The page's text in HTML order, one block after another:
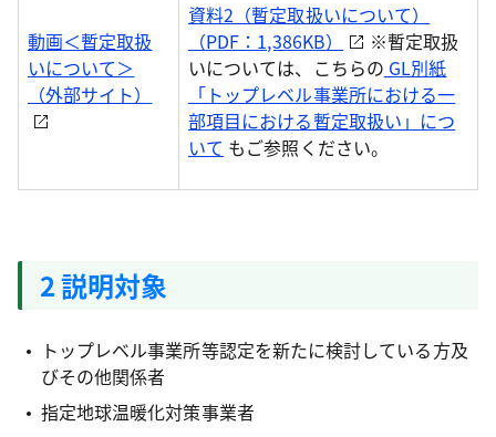
動画＜暫定取扱
いについて＞
（外部サイト）
資料2（暫定取扱いについて）
（PDF：1,386KB）
※暫定取扱
いについては、こちらの GL別紙
「トップレベル事業所における一
部項目における暫定取扱い」につ
いて もご参照ください。
2 説明対象
トップレベル事業所等認定を新たに検討している方及
びその他関係者
指定地球温暖化対策事業者